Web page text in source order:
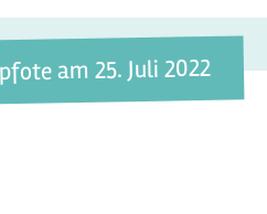
am 25. Juli 2022